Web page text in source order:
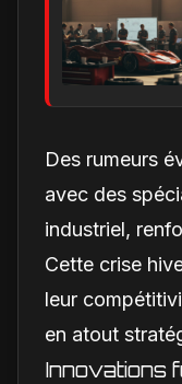
Des rumeurs
avec des
industriel,
Cette crise
leur
en atout
Innovations